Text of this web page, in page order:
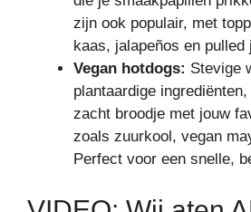
zijn ook populair, met
kaas, jalapeños en pulled
Vegan hotdogs: Stevige
plantaardige
zacht broodje met jouw
zoals zuurkool, vegan
Perfect voor een snelle,